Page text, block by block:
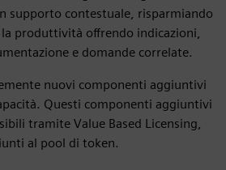
supporto contestuale, risparmiando
produttività offrendo indicazioni,
e domande correlate.
nuovi componenti aggiuntivi
Questi componenti aggiuntivi
tramite Value Based Licensing,
al pool di token.